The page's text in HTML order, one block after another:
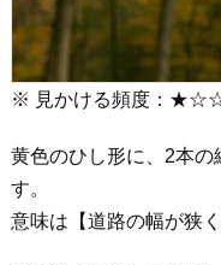
※ 見かける頻度：
黄色のひし形に、2本
す。
意味は【道路の幅が狭